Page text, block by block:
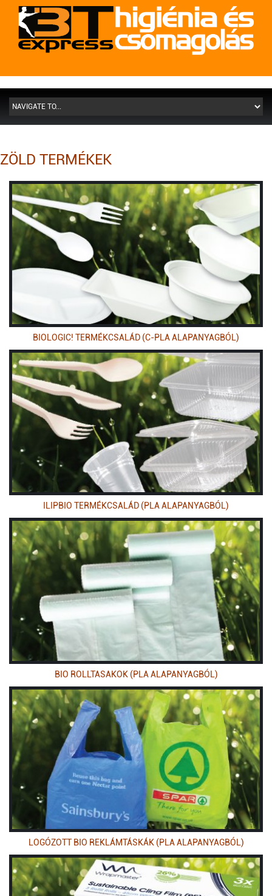
ZÖLD TERMÉKEK
BIOLOGIC! TERMÉKCSALÁD (C-PLA ALAPANYAGBÓL)
ILIPBIO TERMÉKCSALÁD (PLA ALAPANYAGBÓL)
BIO ROLLTASAKOK (PLA ALAPANYAGBÓL)
LOGÓZOTT BIO REKLÁMTÁSKÁK (PLA ALAPANYAGBÓL)